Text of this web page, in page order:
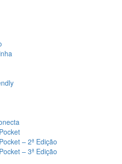
– 2ª Edição
– 3ª Edição